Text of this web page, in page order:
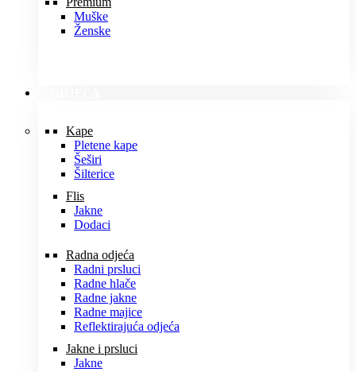
Muške
Ženske
Kape
Pletene kape
Šeširi
Šilterice
Flis
Jakne
Dodaci
Radna odjeća
Radni prsluci
Radne hlače
Radne jakne
Radne majice
Reflektirajuća odjeća
Jakne i prsluci
Jakne